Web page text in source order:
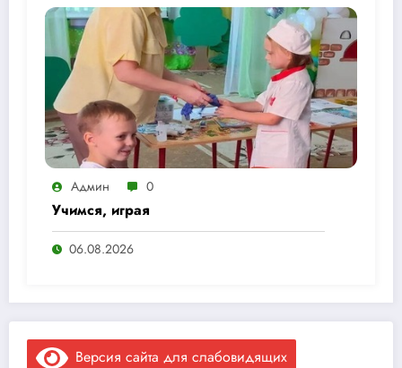
Админ 0
Учимся, играя
06.08.2026
Версия сайта для слабовидящих